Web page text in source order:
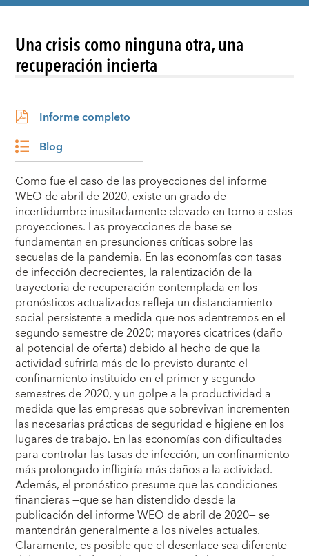
Una crisis como ninguna otra, una
recuperación incierta
Informe completo
Blog
Como fue el caso de las proyecciones del informe
WEO de abril de 2020, existe un grado de
incertidumbre inusitadamente elevado en torno a estas
proyecciones. Las proyecciones de base se
fundamentan en presunciones críticas sobre las
secuelas de la pandemia. En las economías con tasas
de infección decrecientes, la ralentización de la
trayectoria de recuperación contemplada en los
pronósticos actualizados refleja un distanciamiento
social persistente a medida que nos adentremos en el
segundo semestre de 2020; mayores cicatrices (daño
al potencial de oferta) debido al hecho de que la
actividad sufriría más de lo previsto durante el
confinamiento instituido en el primer y segundo
semestres de 2020, y un golpe a la productividad a
medida que las empresas que sobrevivan incrementen
las necesarias prácticas de seguridad e higiene en los
lugares de trabajo. En las economías con dificultades
para controlar las tasas de infección, un confinamiento
más prolongado infligiría más daños a la actividad.
Además, el pronóstico presume que las condiciones
financieras —que se han distendido desde la
publicación del informe WEO de abril de 2020— se
mantendrán generalmente a los niveles actuales.
Claramente, es posible que el desenlace sea diferente